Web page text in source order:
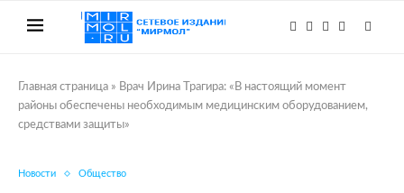
Главная страница » Врач Ирина Трагира: «В настоящий момент
районы обеспечены необходимым медицинским оборудованием,
средствами защиты»
Новости Общество